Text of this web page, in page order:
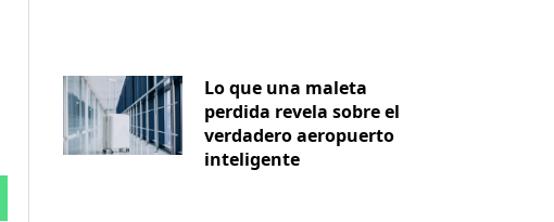
Lo que una maleta
perdida revela sobre el
verdadero aeropuerto
inteligente